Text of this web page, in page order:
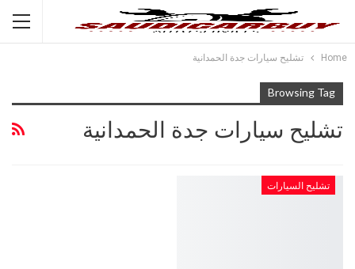
Home تشليح سيارات جدة الحمدانية
Browsing Tag
تشليح سيارات جدة الحمدانية
تشليح السيارات